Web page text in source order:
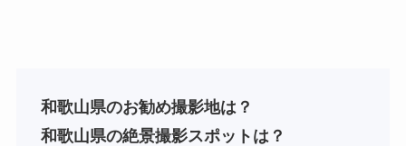
和歌山県のお勧め撮影地は？
和歌山県の絶景撮影スポットは？